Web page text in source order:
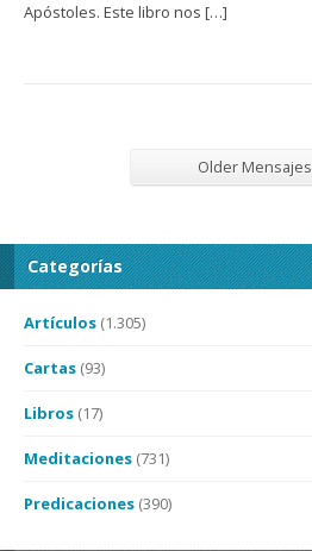
Apóstoles. Este libro nos […]
Older Mensajes
Categorías
Artículos (1.305)
Cartas (93)
Libros (17)
Meditaciones (731)
Predicaciones (390)